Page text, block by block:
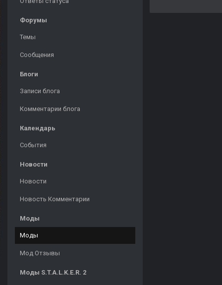
Форумы
Темы
Сообщения
Блоги
Записи блога
Комментарии блога
Календарь
События
Новости
Новости
Новость Комментарии
Моды
Моды
Мод Отзывы
Моды S.T.A.L.K.E.R. 2